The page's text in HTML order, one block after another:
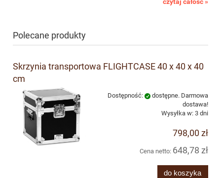
Polecane produkty
Skrzynia transportowa FLIGHTCASE 40 x 40 x 40
cm
Dostępność:
dostępne. Darmowa
dostawa!
Wysyłka w: 3 dni
798,00 zł
Cena netto: 648,78 zł
do koszyka